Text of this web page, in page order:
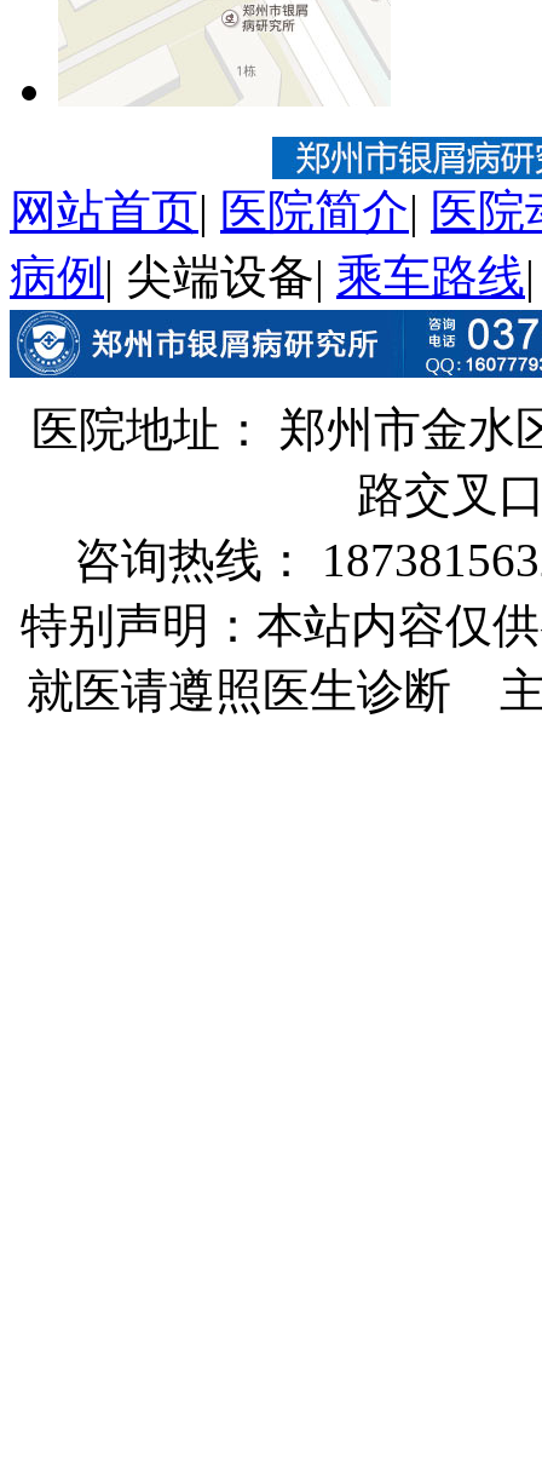
网站首页| 医院简介| 医院
病例 | 尖端设备| 乘车路线
医院地址： 郑州市金水
路交叉
咨询热线：
特别声明：本站内容仅
就医请遵照医生诊断